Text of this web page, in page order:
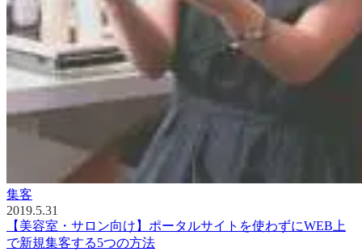
集客
2019.5.31
【美容室・サロン向け】ポータルサイトを使わずにWEB上
で新規集客する5つの方法